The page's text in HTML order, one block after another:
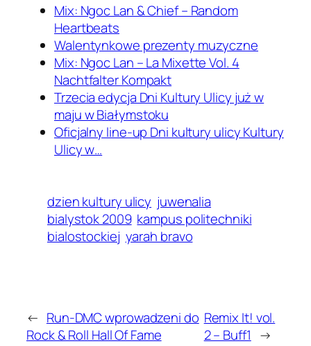
Mix: Ngoc Lan & Chief – Random
Heartbeats
Walentynkowe prezenty muzyczne
Mix: Ngoc Lan – La Mixette Vol. 4
Nachtfalter Kompakt
Trzecia edycja Dni Kultury Ulicy już w
maju w Białymstoku
Oficjalny line-up Dni kultury ulicy Kultury
Ulicy w…
dzien kultury ulicy juwenalia
bialystok 2009 kampus politechniki
bialostockiej yarah bravo
← Run-DMC wprowadzeni do
Rock & Roll Hall Of Fame
Remix It! vol.
2 – Buff1 →